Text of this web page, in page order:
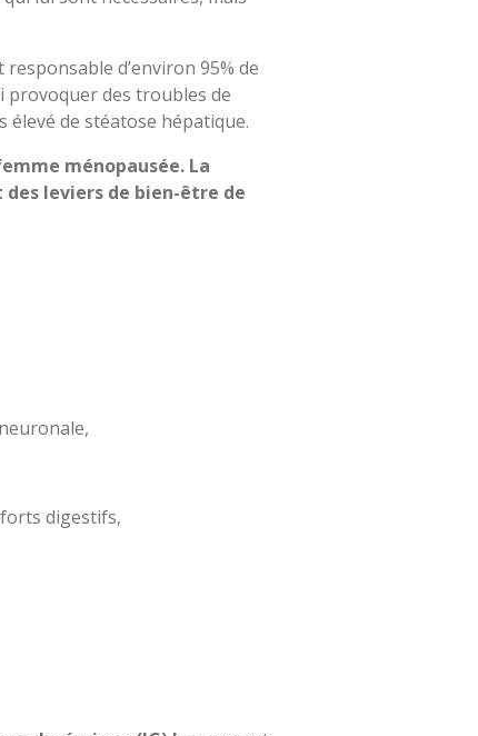
d’environ 95% de
provoquer des troubles de
de stéatose hépatique.
ménopausée. La
leviers de bien-être de
digestifs,